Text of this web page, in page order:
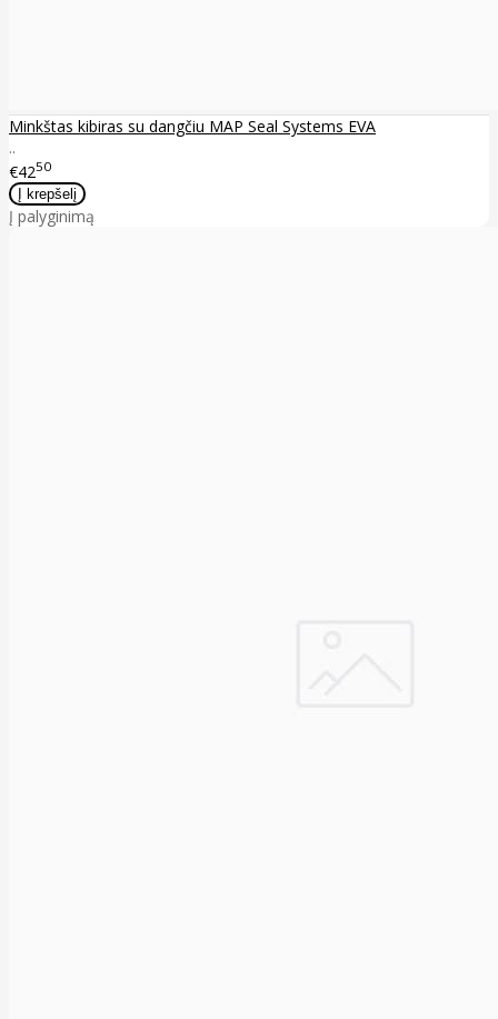
Minkštas kibiras su dangčiu MAP Seal Systems EVA
..
€4250
Į palyginimą